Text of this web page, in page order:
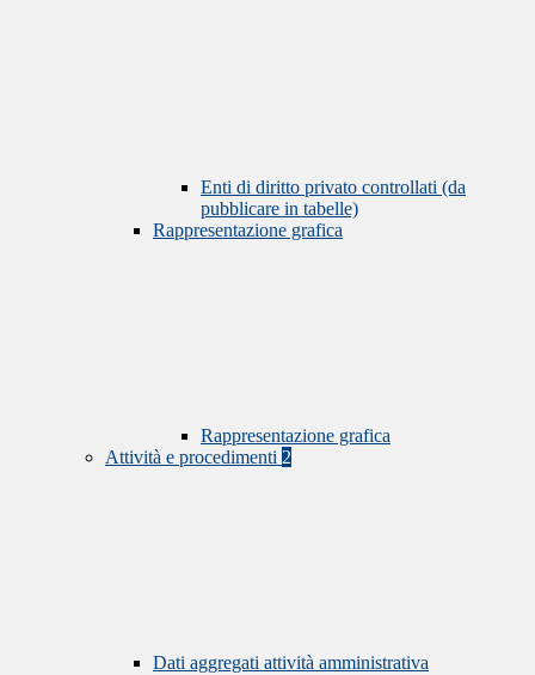
Enti di diritto privato controllati (da
pubblicare in tabelle)
Rappresentazione grafica
Rappresentazione grafica
Attività e procedimenti 2
Dati aggregati attività amministrativa